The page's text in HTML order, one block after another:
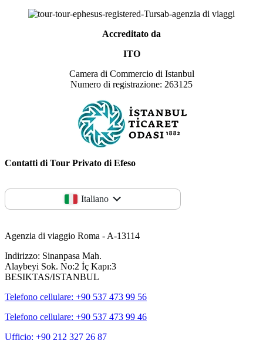
Accreditato da
ITO
Camera di Commercio di Istanbul
Numero di registrazione: 263125
Contatti di Tour Privato di Efeso
Italiano
Agenzia di viaggio Roma - A-13114
Indirizzo: Sinanpasa Mah.
Alaybeyi Sok. No:2 İç Kapı:3
BESIKTAS/ISTANBUL
Telefono cellulare: +90 537 473 99 56
Telefono cellulare: +90 537 473 99 46
Ufficio: +90 212 327 26 87